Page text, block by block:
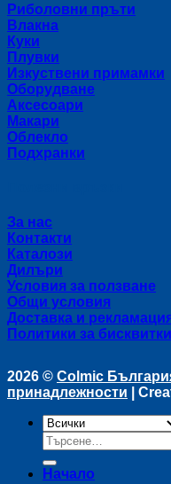
Риболовни пръти
Влакна
Куки
Плувки
Изкуствени примамки
Оборудване
Аксесоари
Макари
Облекло
Подхранки
За нас
Контакти
Каталози
Дилъри
Условия за ползване
Общи условия
Доставка и
Политики за
2026 © Colmic
принадлежности |
Търсене
за:
Начало